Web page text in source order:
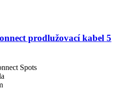
prodlužovací kabel 5
Spots